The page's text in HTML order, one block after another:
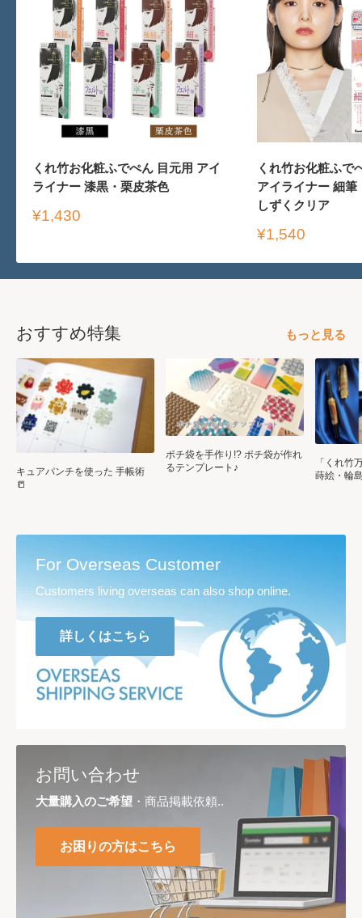
くれ竹お化粧ふでぺん 目元用 アイ
ライナー 漆黒・栗皮茶色
販
格
¥1,430
くれ竹お化粧ふで
アイライナー 細筆
しずくクリア
販
価
格
¥1,540
おすすめ特集 もっと見る
キュアパンチを使った 手帳術
📒
ポチ袋を手作り!? ポチ袋が作れ
るテンプレート♪
「くれ竹
蒔絵・輪
For Overseas Customer
Customers living overseas can also shop online.
詳しくはこちら
お問い合わせ
大量購入のご希望 ・商品掲載依頼..
お困りの方はこちら